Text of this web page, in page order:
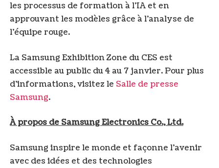
les processus de formation à l’IA et en
approuvant les modèles grâce à l’analyse de
l’équipe rouge.
La Samsung Exhibition Zone du CES est
accessible au public du 4 au 7 janvier. Pour plus
d’informations, visitez le Salle de presse
Samsung.
À propos de Samsung Electronics Co., Ltd.
Samsung inspire le monde et façonne l’avenir
avec des idées et des technologies